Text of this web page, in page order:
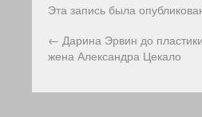
Эта запись была
← Дарина Эрвин до
жена Александра Цекало